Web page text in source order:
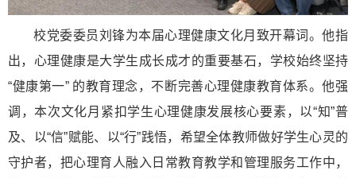
校党委委员刘锋为本届心理健康文化月致开幕词。他指
出，心理健康是大学生成长成才的重要基石，学校始终坚持
“健康第一” 的教育理念，不断完善心理健康教育体系。他强
调，本次文化月紧扣学生心理健康发展核心要素，以“知”普
及、以“信”赋能、以“行”践悟，希望全体教师做好学生心灵的
守护者，把心理育人融入日常教育教学和管理服务工作中，